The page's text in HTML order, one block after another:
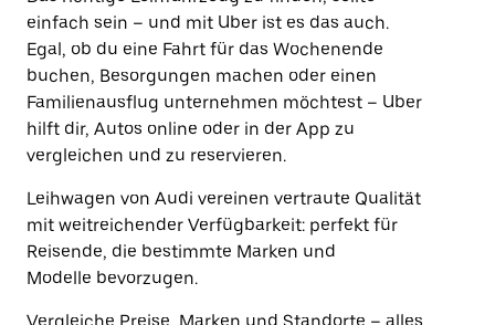
einfach sein – und mit Uber ist es das auch.
Egal, ob du eine Fahrt für das Wochenende
buchen, Besorgungen machen oder einen
Familienausflug unternehmen möchtest – Uber
hilft dir, Autos online oder in der App zu
vergleichen und zu reservieren.
Leihwagen von Audi vereinen vertraute Qualität
mit weitreichender Verfügbarkeit: perfekt für
Reisende, die bestimmte Marken und
Modelle bevorzugen.